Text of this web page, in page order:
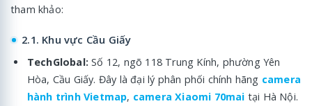
tham khảo:
2.1. Khu vực Cầu Giấy
TechGlobal: Số 12, ngõ 118 Trung Kính, phường Yên
Hòa, Cầu Giấy. Đây là đại lý phân phối chính hãng camera
hành trình Vietmap, camera Xiaomi 70mai tại Hà Nội.